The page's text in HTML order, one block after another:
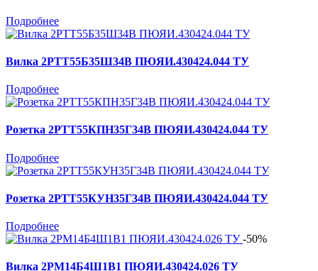
Подробнее
Вилка 2РТТ55Б35Ш34В ПЮЯИ.430424.044 ТУ
Подробнее
Розетка 2РТТ55КПН35Г34В ПЮЯИ.430424.044 ТУ
Подробнее
Розетка 2РТТ55КУН35Г34В ПЮЯИ.430424.044 ТУ
Подробнее
-50%
Вилка 2РМ14Б4Ш1В1 ПЮЯИ.430424.026 ТУ